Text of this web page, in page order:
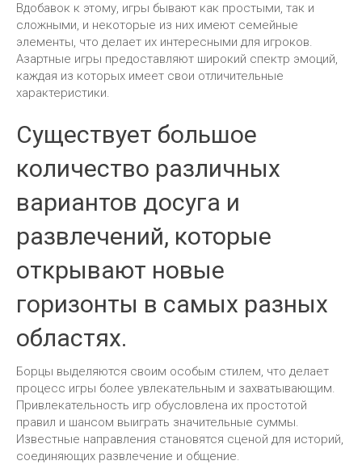
Вдобавок к этому, игры бывают как простыми, так и
сложными, и некоторые из них имеют семейные
элементы, что делает их интересными для игроков.
Азартные игры предоставляют широкий спектр эмоций,
каждая из которых имеет свои отличительные
характеристики.
Существует большое
количество различных
вариантов досуга и
развлечений, которые
открывают новые
горизонты в самых разных
областях.
Борцы выделяются своим особым стилем, что делает
процесс игры более увлекательным и захватывающим.
Привлекательность игр обусловлена их простотой
правил и шансом выиграть значительные суммы.
Известные направления становятся сценой для историй,
соединяющих развлечение и общение.